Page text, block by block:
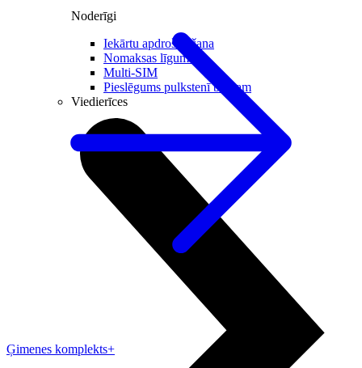
Noderīgi
Iekārtu apdrošināšana
Nomaksas līgums
Multi-SIM
Pieslēgums pulkstenī bērnam
Viedierīces
Ģimenes komplekts+